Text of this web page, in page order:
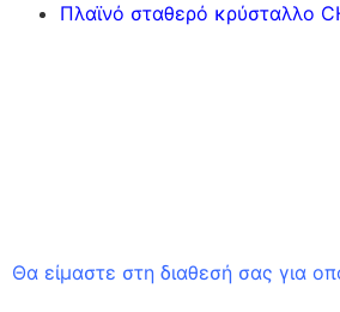
Πλαϊνό σταθερό κρύσταλλο
Θα είμαστε στη διαθεσή σας για